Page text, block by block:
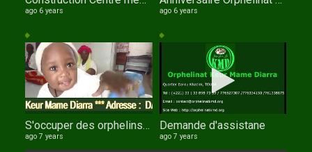
ago 6 years ago 6 years
S'occuper des orphelins : un devoir de tout musulman.
ago 7 years
Demande d'assistane
ago 7 years